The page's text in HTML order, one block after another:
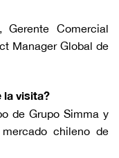
Gerente Comercial
Manager Global de
la visita?
de Grupo Simma y
chileno de